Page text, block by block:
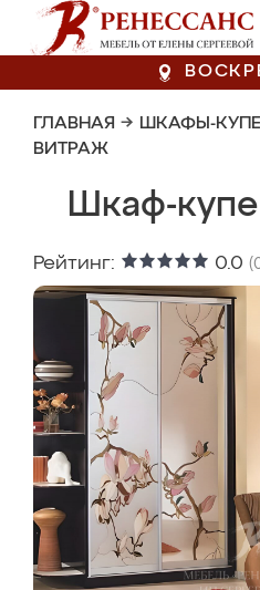
ГЛАВНАЯ → ШКАФЫ-КУПЕ
ВИТРАЖ
Шкаф-
Рейтинг: 0.0 (